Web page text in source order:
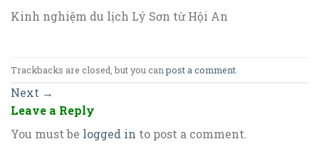
Kinh nghiệm du lịch Lý Sơn từ Hội An
Trackbacks are closed, but you canpost a comment
Next →
Leave a Reply
You must be logged in to post a comment.